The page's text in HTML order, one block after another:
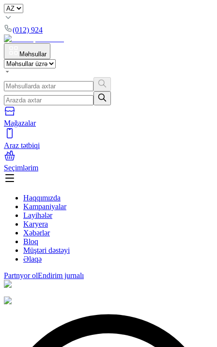
(012) 924
Məhsullar
Mağazalar
Araz tətbiqi
Seçimlərim
Haqqımızda
Kampaniyalar
Layihələr
Karyera
Xəbərlər
Bloq
Müştəri dəstəyi
Əlaqə
Partnyor olEndirim jurnalı